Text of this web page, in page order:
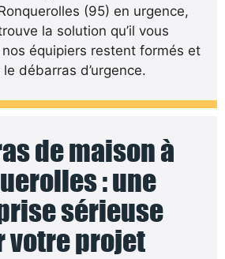
(95) en urgence,
la solution qu’il vous
équipiers restent formés et
débarras d’urgence.
de maison à
: une
sérieuse
votre projet